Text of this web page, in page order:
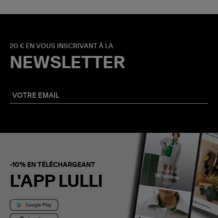
20 € EN VOUS INSCRIVANT À LA
NEWSLETTER
-10% EN TÉLÉCHARGEANT
L'APP LULLI